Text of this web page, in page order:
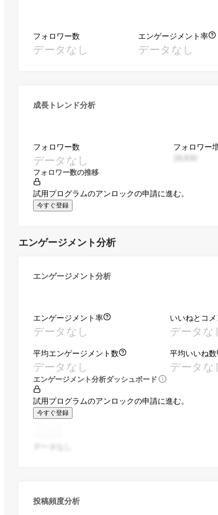
フォロワー数
データなし
エンゲージメント率
データなし
成長トレンド分析
フォロワー数
データなし
フォロワー
フォロワー数の推移
試用プログラムのアンロックの申請に進む。
今すぐ登録
エンゲージメント分析
エンゲージメント分析
エンゲージメント率
データなし
いいねとコ
データな
平均エンゲージメント数
データなし
平均いいね数
データな
エンゲージメント分析ダッシュボード
試用プログラムのアンロックの申請に進む。
今すぐ登録
投稿頻度分析